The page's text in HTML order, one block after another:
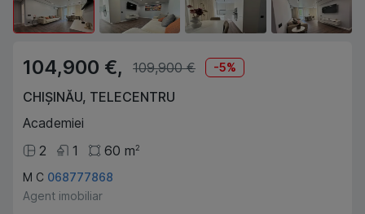
104,900 €, 109,900 € -5%
CHIȘINĂU, TELECENTRU
Academiei
2
1 60 m2
M C 068777868
Agent imobiliar